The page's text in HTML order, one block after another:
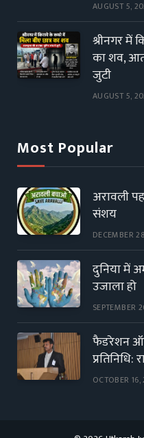
AUGUST 5,
श्रीनगर में
का शव,
जुटी
AUGUST 5,
Most Popular
अरावली
संशय
DECEMBER
दुनिया में
उजाला हो
SEPTEMBER
फैडरेशन
प्रतिनिधि:
OCTOBER